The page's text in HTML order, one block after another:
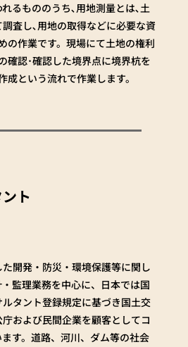
るもののうち､用地測量とは､土
査し､用地の取得などに必要な資
の作業です。現場にて土地の権利
確認･確認した境界点に境界杭を
成という流れで作業します。
ト
開発・防災・環境保護等に関し
監理業務を中心に、日本では国
タント登録規定に基づき国土交
および民間企業を顧客としてコ
す。道路、河川、ダム等の社会